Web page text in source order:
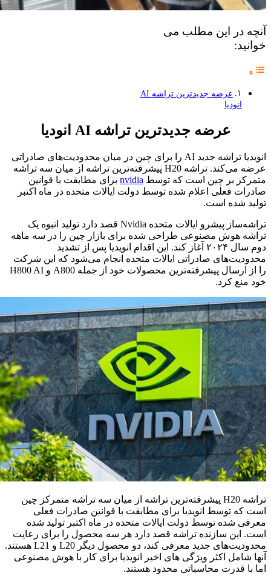
آنچه در این مطلب می
خوانید:
عرضه جدیدترین تراشه AI
انودیا
عرضه جدیدترین تراشه AI انودیا
انویدیا تراشه جدید AI را برای چین در میان محدودیت‌های صادراتی
عرضه می‌کند. تراشه H20 پیشرفته‌ترین تراشه از میان سه تراشه
متمرکز بر چین است که توسط nvidia برای مطابقت با قوانین
صادرات فعلی اعلام شده توسط دولت ایالات متحده در ماه اکتبر
تولید شده است.
تراشه‌ساز پیشرو ایالات متحده Nvidia قصد دارد تولید انبوه یک
تراشه هوش مصنوعی طراحی شده برای بازار چین را در سه ماهه
دوم سال ۲۰۲۴ آغاز کند. این اقدام انویدیا پس از تشدید
محدودیت‌های صادراتی ایالات متحده انجام می‌شود که این شرکت
را از ارسال پیشرفته‌ترین محصولات خود از جمله A800 و H800 AI
خود منع کرد.
تراشه H20 پیشرفته‌ترین تراشه از میان سه تراشه متمرکز چین
است که توسط انویدیا برای مطابقت با قوانین صادرات فعلی
معرفی شده توسط دولت ایالات متحده در ماه اکتبر تولید شده
است. این سازنده تراشه قصد دارد هر سه محصول را برای رعایت
محدودیت‌های جدید معرفی کند، دو محصول دیگر L20 و L21 هستند.
آنها شامل اکثر ویژگی های اخیر انویدیا برای کار با هوش مصنوعی
اما با قدرت محاسباتی محدود هستند.